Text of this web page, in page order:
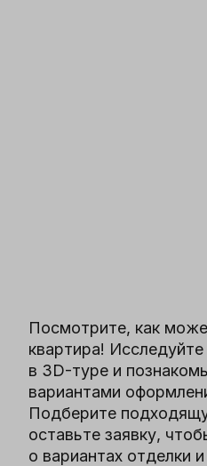
Посмотрите, как
квартира!
в 3D-туре и
вариантами
Подберите
оставьте заявку,
о вариантах отделки